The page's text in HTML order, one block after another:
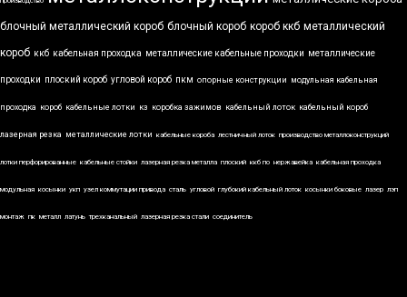
блочный металлический короб блочный короб короб ккб металлический
короб ккб кабельная проходка металлические кабельные проходки металлические
проходки плоский короб угловой короб пкм опорные конструкции модульная кабельная
проходка короб кабельные лотки кз коробка зажимов кабельный лоток кабельный короб
лазерная резка металлические лотки кабельные короба лестничный лоток производство металлоконструкций
лотки перфорированные кабельные стойки лазерная резка металла плоский ккб по нержавейка кабельная проходка
модульная косынки укп узел коммутации привода сталь угловой глубокий кабельный лоток косынки боковые лазер лэп
монтаж пк металл латунь трехканальный лазерная резка стали соединитель